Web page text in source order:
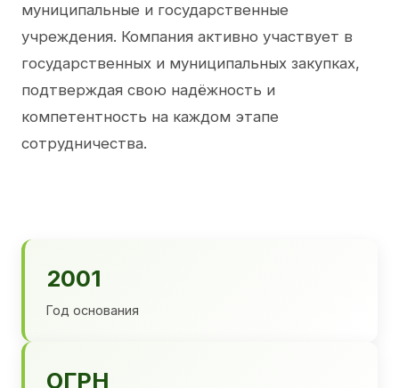
муниципальные и государственные
учреждения. Компания активно участвует в
государственных и муниципальных закупках,
подтверждая свою надёжность и
компетентность на каждом этапе
сотрудничества.
2001
Год основания
ОГРН